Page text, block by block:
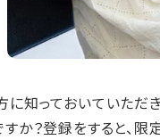
知っておいていただ
か？登録をすると、